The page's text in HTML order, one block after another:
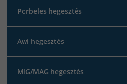
Porbeles hegesztés
Awi hegesztés
MIG/MAG hegesztés